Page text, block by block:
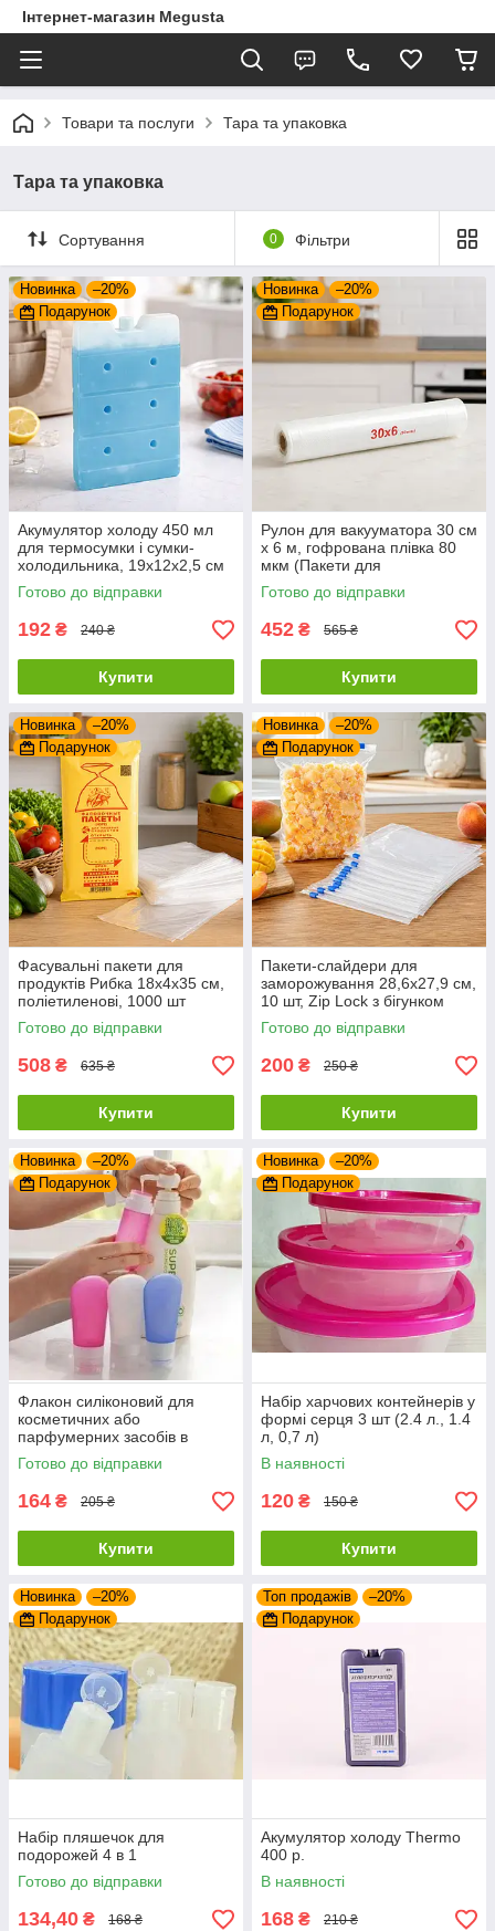
Інтернет-магазин Megusta
Товари та послуги Тара та упаковка
Тара та упаковка
Сортування 0 Фільтри
Новинка
–20%
Подарунок
Акумулятор холоду 450 мл
для термосумки і сумки-
холодильника, 19x12x2,5 см
Готово до відправки
192 ₴ 240 ₴
Купити
Новинка
–20%
Подарунок
Рулон для вакууматора 30 см
x 6 м, гофрована плівка 80
мкм (Пакети для
вакууматора)
Готово до відправки
452 ₴ 565 ₴
Купити
Новинка
–20%
Подарунок
Фасувальні пакети для
продуктів Рибка 18x4x35 см,
поліетиленові, 1000 шт
(Пакети для фасування)
Готово до відправки
508 ₴ 635 ₴
Купити
Новинка
–20%
Подарунок
Пакети-слайдери для
заморожування 28,6x27,9 см,
10 шт, Zip Lock з бігунком
(Пакети із застібкою)
Готово до відправки
200 ₴ 250 ₴
Купити
Новинка
–20%
Подарунок
Флакон силіконовий для
косметичних або
парфумерних засобів в
дорогу, 37мл
Готово до відправки
164 ₴ 205 ₴
Купити
Новинка
–20%
Подарунок
Набір харчових контейнерів у
формі серця 3 шт (2.4 л., 1.4
л, 0,7 л)
В наявності
120 ₴ 150 ₴
Купити
Новинка
–20%
Подарунок
Набір пляшечок для
подорожей 4 в 1
Готово до відправки
134,40 ₴ 168 ₴
Топ продажів
–20%
Подарунок
Акумулятор холоду Thermo
400 р.
В наявності
168 ₴ 210 ₴